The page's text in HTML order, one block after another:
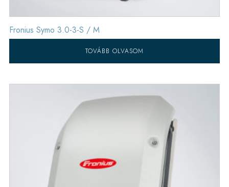
Fronius Symo 3.0-3-S / M
TOVÁBB OLVASOM